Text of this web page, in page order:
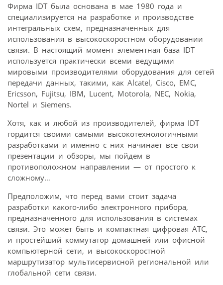
Фирма IDT была основана в мае 1980 года и
специализируется на разработке и производстве
интегральных схем, предназначенных для
использования в высокоскоростном оборудовании
связи. В настоящий момент элементная база IDT
используется практически всеми ведущими
мировыми производителями оборудования для сетей
передачи данных, такими, как Alcatel, Cisco, EMC,
Ericsson, Fujitsu, IBM, Lucent, Motorola, NEC, Nokia,
Nortel и Siemens.
Хотя, как и любой из производителей, фирма IDT
гордится своими самыми высокотехнологичными
разработками и именно с них начинает все свои
презентации и обзоры, мы пойдем в
противоположном направлении — от простого к
сложному…
Предположим, что перед вами стоит задача
разработки какого-либо электронного прибора,
предназначенного для использования в системах
связи. Это может быть и компактная цифровая АТС,
и простейший коммутатор домашней или офисной
компьютерной сети, и высокоскоростной
маршрутизатор мультисервисной региональной или
глобальной сети связи.